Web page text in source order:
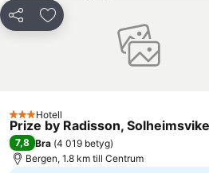
Dela Lägg till i Mina Favoriter
3 Stjärnor
Hotell
Prize by Radisson,
7,8 Bra (4 019 betyg)
Bergen, 1.8 km till Centrum